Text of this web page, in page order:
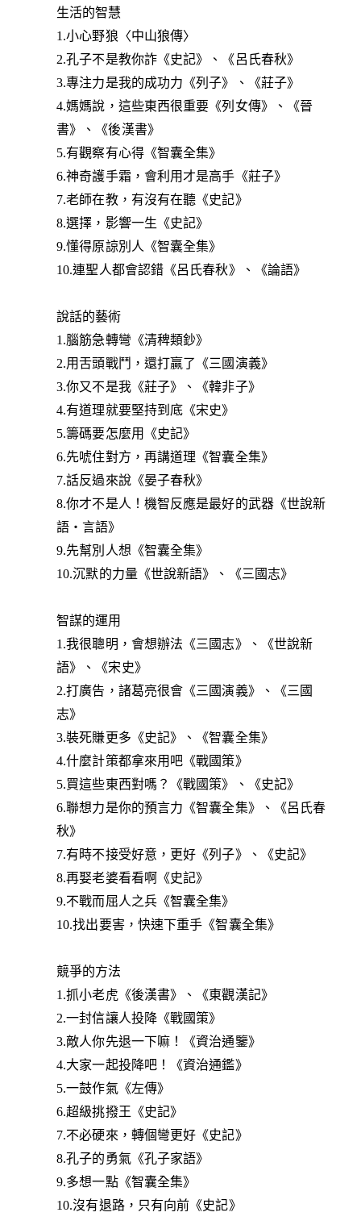
生活的智慧
1.小心野狼〈中山狼傳〉
2.孔子不是教你詐《史記》、《呂氏春秋》
3.專注力是我的成功力《列子》、《莊子》
4.媽媽說，這些東西很重要《列女傳》、《晉
書》、《後漢書》
5.有觀察有心得《智囊全集》
6.神奇護手霜，會利用才是高手《莊子》
7.老師在教，有沒有在聽《史記》
8.選擇，影響一生《史記》
9.懂得原諒別人《智囊全集》
10.連聖人都會認錯《呂氏春秋》、《論語》
說話的藝術
1.腦筋急轉彎《清稗類鈔》
2.用舌頭戰鬥，還打贏了《三國演義》
3.你又不是我《莊子》、《韓非子》
4.有道理就要堅持到底《宋史》
5.籌碼要怎麼用《史記》
6.先唬住對方，再講道理《智囊全集》
7.話反過來說《晏子春秋》
8.你才不是人！機智反應是最好的武器《世說新
語‧言語》
9.先幫別人想《智囊全集》
10.沉默的力量《世說新語》、《三國志》
智謀的運用
1.我很聰明，會想辦法《三國志》、《世說新
語》、《宋史》
2.打廣告，諸葛亮很會《三國演義》、《三國
志》
3.裝死賺更多《史記》、《智囊全集》
4.什麼計策都拿來用吧《戰國策》
5.買這些東西對嗎？《戰國策》、《史記》
6.聯想力是你的預言力《智囊全集》、《呂氏春
秋》
7.有時不接受好意，更好《列子》、《史記》
8.再娶老婆看看啊《史記》
9.不戰而屈人之兵《智囊全集》
10.找出要害，快速下重手《智囊全集》
競爭的方法
1.抓小老虎《後漢書》、《東觀漢記》
2.一封信讓人投降《戰國策》
3.敵人你先退一下嘛！《資治通鑒》
4.大家一起投降吧！《資治通鑑》
5.一鼓作氣《左傳》
6.超級挑撥王《史記》
7.不必硬來，轉個彎更好《史記》
8.孔子的勇氣《孔子家語》
9.多想一點《智囊全集》
10.沒有退路，只有向前《史記》